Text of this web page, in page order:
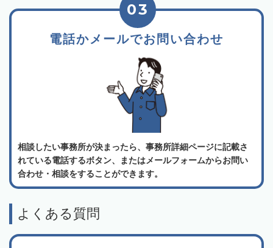
電話かメールでお問い合わせ
03
相談したい事務所が決まったら、事務所詳細ページに記載さ
れている電話するボタン、またはメールフォームからお問い
合わせ・相談をすることができます。
よくある質問